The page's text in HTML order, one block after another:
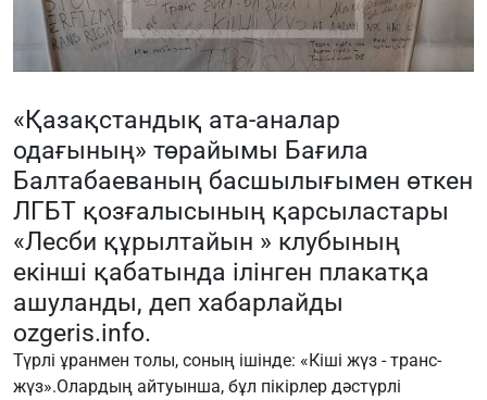
«Қазақстандық ата-аналар
одағының» төрайымы Бағила
Балтабаеваның басшылығымен өткен
ЛГБТ қозғалысының қарсыластары
«Лесби құрылтайын » клубының
екінші қабатында ілінген плакатқа
ашуланды, деп хабарлайды
ozgeris.info.
Түрлі ұранмен толы, соның ішінде: «Кіші жүз - транс-
жүз».Олардың айтуынша, бұл пікірлер дәстүрлі